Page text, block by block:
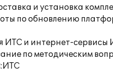
и установка
по обновлению
ИТС и интернет-сервисы
по методическим